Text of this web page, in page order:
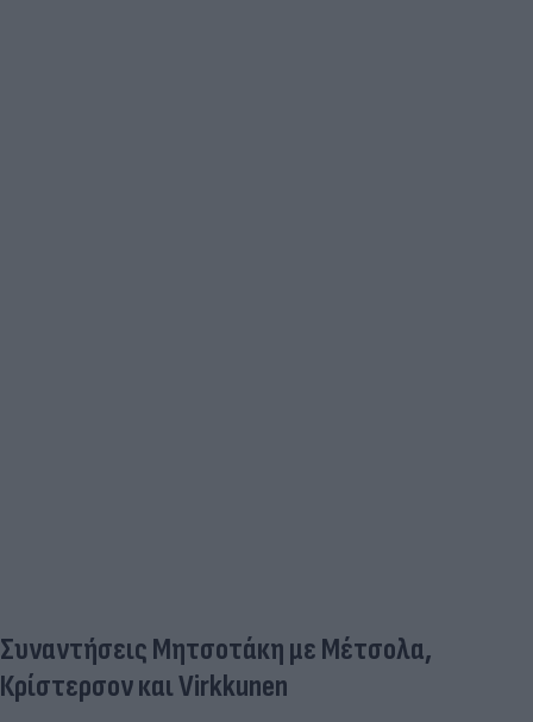
Συναντήσεις Μητσοτάκη με Μέτσολα,
Κρίστερσον και Virkkunen